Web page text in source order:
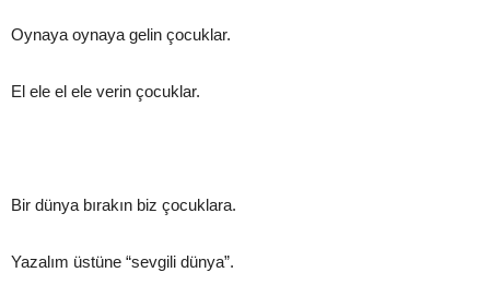
Oynaya oynaya gelin çocuklar.
El ele el ele verin çocuklar.
Bir dünya bırakın biz çocuklara.
Yazalım üstüne “sevgili dünya”.